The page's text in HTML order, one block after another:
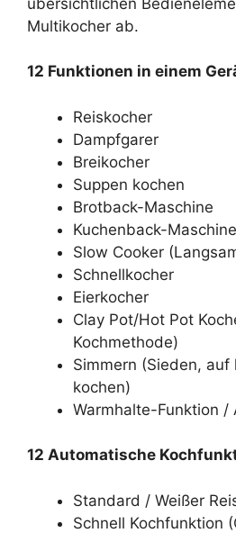
Multikocher ab.
12 Funktionen in einem
Reiskocher
Dampfgarer
Breikocher
Suppen kochen
Brotback-Maschine
Kuchenback-Maschine
Slow Cooker
Schnellkocher
Eierkocher
Clay Pot/Hot Pot
Kochmethode)
Simmern (Sieden, auf
kochen)
Warmhalte-Funktion /
12 Automatische
Standard / Weißer
Schnell Kochfunktion